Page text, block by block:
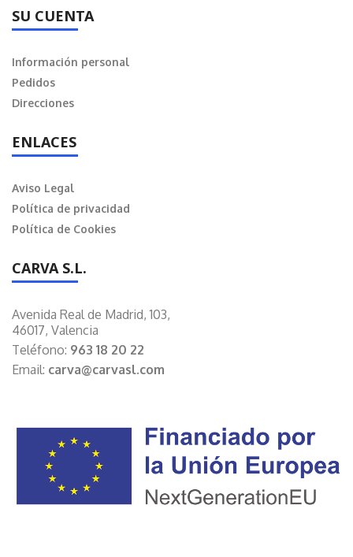
SU CUENTA
Información personal
Pedidos
Direcciones
ENLACES
Aviso Legal
Política de privacidad
Política de Cookies
CARVA S.L.
Avenida Real de Madrid, 103,
46017, Valencia
Teléfono: 963 18 20 22
Email: carva@carvasl.com